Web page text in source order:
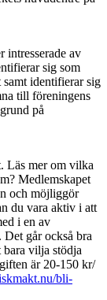
intresserade av
sig som
identifierar sig
till föreningens
på
Läs mer om vilka
Medlemskapet
och möjliggör
du vara aktiv i att
i en av
går också bra
bara vilja stödja
är 20-150 kr/
bli-